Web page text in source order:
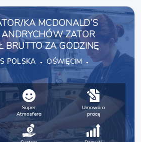
KA MCDONALD’S
ZATOR
BRUTTO ZA GODZINĘ
POLSKA OŚWIĘCIM
Super
Atmosfera
Umowa o
pracę